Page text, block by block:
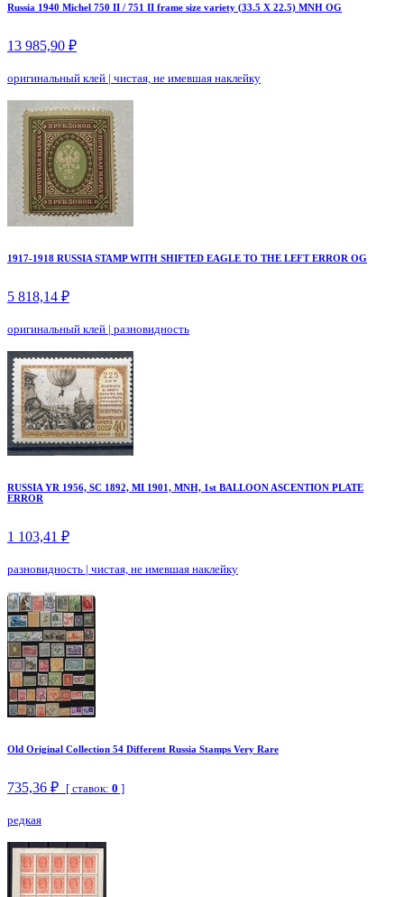
Russia 1940 Michel 750 II / 751 II frame size variety (33.5 X 22.5) MNH OG
13 985,90 ₽
оригинальный клей | чистая, не имевшая наклейку
1917-1918 RUSSIA STAMP WITH SHIFTED EAGLE TO THE LEFT ERROR OG
5 818,14 ₽
оригинальный клей | разновидность
RUSSIA YR 1956, SC 1892, MI 1901, MNH, 1st BALLOON ASCENTION PLATE
ERROR
1 103,41 ₽
разновидность | чистая, не имевшая наклейку
Old Original Collection 54 Different Russia Stamps Very Rare
735,36 ₽ [ ставок: 0 ]
редкая